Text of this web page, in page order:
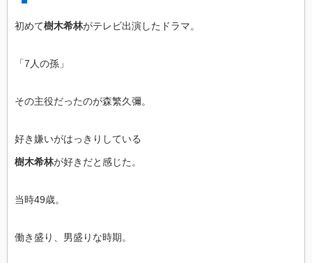
初めて樹木希林がテレビ出演したドラマ。
「7人の孫」
その主役だったのが森繁久彌。
好き嫌いがはっきりしている
樹木希林が好きだと感じた。
当時49歳。
働き盛り、男盛りな時期。